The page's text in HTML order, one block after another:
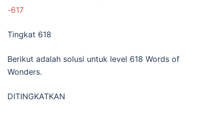
-617
Tingkat 618
Berikut adalah solusi untuk level 618 Words of
Wonders.
DITINGKATKAN